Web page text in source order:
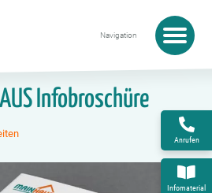
Infobroschüre
Infobroschüre
Anrufen
Infomaterial